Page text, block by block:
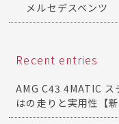
メルセデスベンツ
Recent entries
AMG C43 4MATIC
はの走りと実用性【新